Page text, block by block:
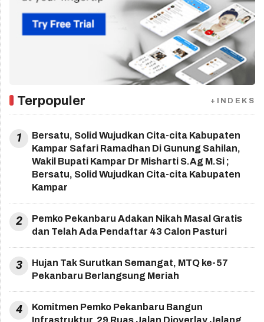
Terpopuler +INDEKS
1
Bersatu, Solid Wujudkan Cita-cita Kabupaten
Kampar Safari Ramadhan Di Gunung Sahilan,
Wakil Bupati Kampar Dr Misharti S.Ag M.Si ;
Bersatu, Solid Wujudkan Cita-cita Kabupaten
Kampar
2
Pemko Pekanbaru Adakan Nikah Masal Gratis
dan Telah Ada Pendaftar 43 Calon Pasturi
3
Hujan Tak Surutkan Semangat, MTQ ke-57
Pekanbaru Berlangsung Meriah
4
Komitmen Pemko Pekanbaru Bangun
Infrastruktur, 29 Ruas Jalan Dioverlay Jelang